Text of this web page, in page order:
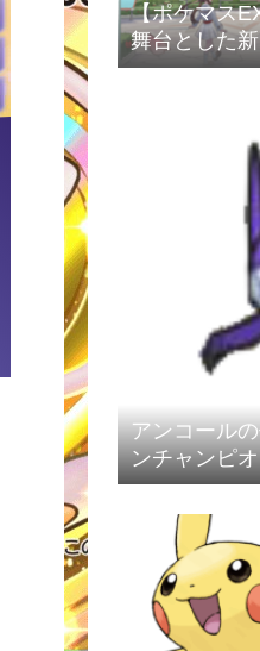
【ポケマス
舞台とした
予定！
アンコール
ンチャンピ